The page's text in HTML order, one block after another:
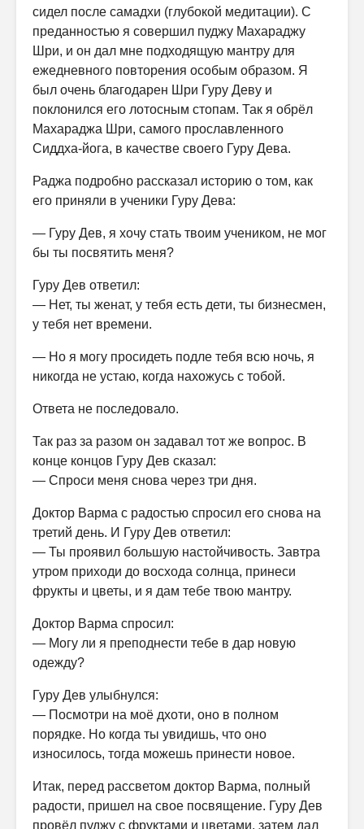
сидел после самадхи (глубокой медитации). С
преданностью я совершил пуджу Махараджу
Шри, и он дал мне подходящую мантру для
ежедневного повторения особым образом. Я
был очень благодарен Шри Гуру Деву и
поклонился его лотосным стопам. Так я обрёл
Махараджа Шри, самого прославленного
Сиддха-йога, в качестве своего Гуру Дева.
Раджа подробно рассказал историю о том, как
его приняли в ученики Гуру Дева:
— Гуру Дев, я хочу стать твоим учеником, не мог
бы ты посвятить меня?
Гуру Дев ответил:
— Нет, ты женат, у тебя есть дети, ты бизнесмен,
у тебя нет времени.
— Но я могу просидеть подле тебя всю ночь, я
никогда не устаю, когда нахожусь с тобой.
Ответа не последовало.
Так раз за разом он задавал тот же вопрос. В
конце концов Гуру Дев сказал:
— Спроси меня снова через три дня.
Доктор Варма с радостью спросил его снова на
третий день. И Гуру Дев ответил:
— Ты проявил большую настойчивость. Завтра
утром приходи до восхода солнца, принеси
фрукты и цветы, и я дам тебе твою мантру.
Доктор Варма спросил:
— Могу ли я преподнести тебе в дар новую
одежду?
Гуру Дев улыбнулся:
— Посмотри на моё дхоти, оно в полном
порядке. Но когда ты увидишь, что оно
износилось, тогда можешь принести новое.
Итак, перед рассветом доктор Варма, полный
радости, пришел на свое посвящение. Гуру Дев
провёл пуджу с фруктами и цветами, затем дал